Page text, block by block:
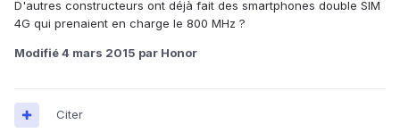
D'autres constructeurs ont déjà fait des smartphones double SIM
4G qui prenaient en charge le 800 MHz ?
Modifié4 mars 2015 par Honor
Citer